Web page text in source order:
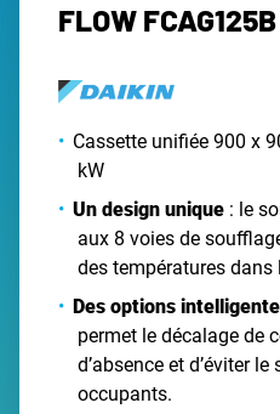
FLOW FCAG125B
Cassette unifiée 900 x
kW
Un design unique : le
aux 8 voies de
des températures dans
Des options
permet le décalage de
d’absence et d’éviter
occupants.